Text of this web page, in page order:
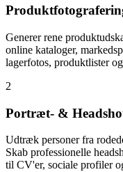
Generer rene
online kataloger,
lagerfotos, produktlister
2
Portræt- &
Udtræk personer fra
Skab professionelle
til CV'er, sociale profiler